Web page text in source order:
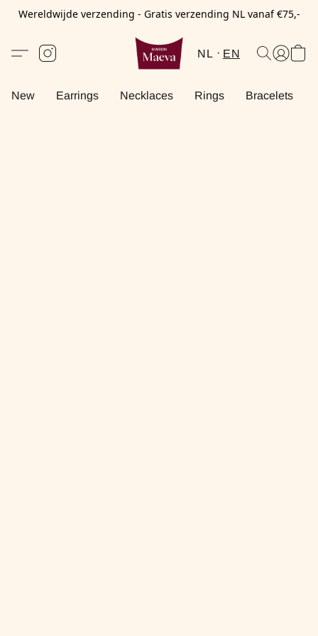
Wereldwijde verzending - Gratis verzending NL vanaf €75,-
NL EN
New Earrings Necklaces Rings Bracelets